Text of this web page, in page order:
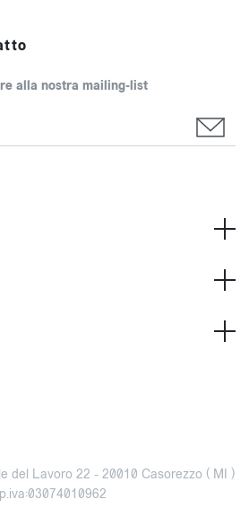
alla nostra mailing-list
del Lavoro 22 - 20010 Casorezzo ( MI )